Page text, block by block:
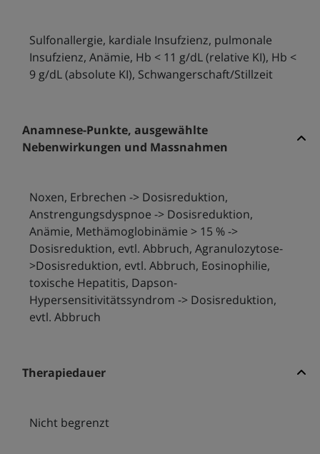
Sulfonallergie, kardiale Insufzienz, pulmonale
Insufzienz, Anämie, Hb < 11 g/dL (relative KI), Hb <
9 g/dL (absolute KI), Schwangerschaft/Stillzeit
Anamnese-Punkte, ausgewählte
Nebenwirkungen und Massnahmen
Noxen, Erbrechen -> Dosisreduktion,
Anstrengungsdyspnoe -> Dosisreduktion,
Anämie, Methämoglobinämie > 15 % ->
Dosisreduktion, evtl. Abbruch, Agranulozytose-
>Dosisreduktion, evtl. Abbruch, Eosinophilie,
toxische Hepatitis, Dapson-
Hypersensitivitätssyndrom -> Dosisreduktion,
evtl. Abbruch
Therapiedauer
Nicht begrenzt